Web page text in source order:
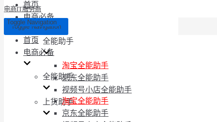
首页
电商必备
全能助手
淘宝全能助手
京东全能助手
视频号小店全能助手
上货助手
电商IT服务商
Toggle Navigation
Toggle Navigation
首页
电商必备
全能助手
淘宝全能助手
京东全能助手